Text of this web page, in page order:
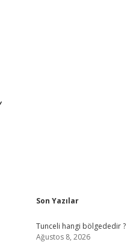
Sidebar
Son Yazılar
Tunceli hangi bölgededir ?
Ağustos 8, 2026